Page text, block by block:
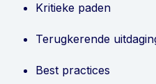
Kritieke paden
Terugkerende
Best practices